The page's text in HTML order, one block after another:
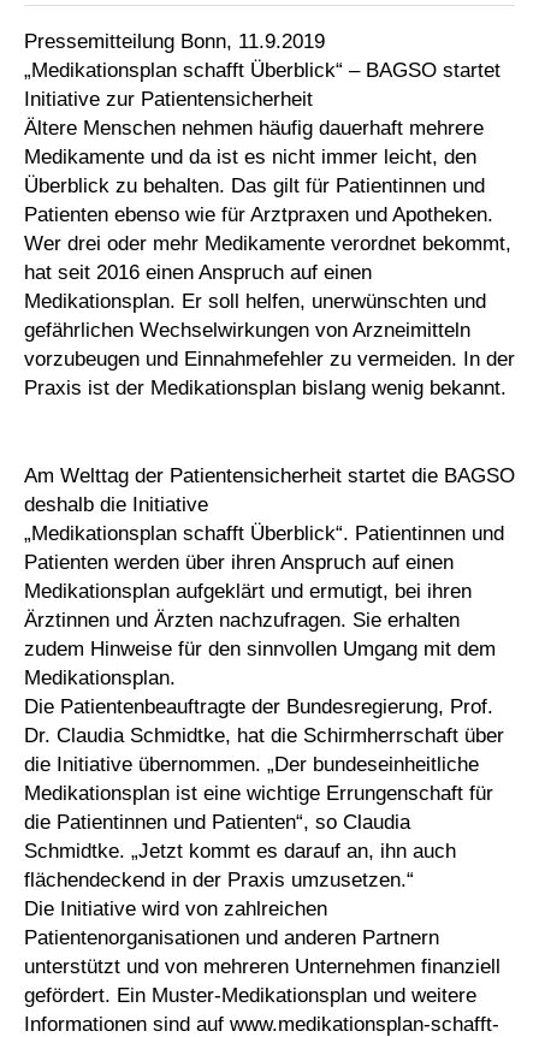
Pressemitteilung Bonn, 11.9.2019
„Medikationsplan schafft Überblick“ – BAGSO startet
Initiative zur Patientensicherheit
Ältere Menschen nehmen häufig dauerhaft mehrere
Medikamente und da ist es nicht immer leicht, den
Überblick zu behalten. Das gilt für Patientinnen und
Patienten ebenso wie für Arztpraxen und Apotheken.
Wer drei oder mehr Medikamente verordnet bekommt,
hat seit 2016 einen Anspruch auf einen
Medikationsplan. Er soll helfen, unerwünschten und
gefährlichen Wechselwirkungen von Arzneimitteln
vorzubeugen und Einnahmefehler zu vermeiden. In der
Praxis ist der Medikationsplan bislang wenig bekannt.
Am Welttag der Patientensicherheit startet die BAGSO
deshalb die Initiative
„Medikationsplan schafft Überblick“. Patientinnen und
Patienten werden über ihren Anspruch auf einen
Medikationsplan aufgeklärt und ermutigt, bei ihren
Ärztinnen und Ärzten nachzufragen. Sie erhalten
zudem Hinweise für den sinnvollen Umgang mit dem
Medikationsplan.
Die Patientenbeauftragte der Bundesregierung, Prof.
Dr. Claudia Schmidtke, hat die Schirmherrschaft über
die Initiative übernommen. „Der bundeseinheitliche
Medikationsplan ist eine wichtige Errungenschaft für
die Patientinnen und Patienten“, so Claudia
Schmidtke. „Jetzt kommt es darauf an, ihn auch
flächendeckend in der Praxis umzusetzen.“
Die Initiative wird von zahlreichen
Patientenorganisationen und anderen Partnern
unterstützt und von mehreren Unternehmen finanziell
gefördert. Ein Muster-Medikationsplan und weitere
Informationen sind auf www.medikationsplan-schafft-